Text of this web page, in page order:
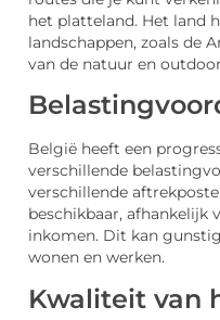
het platteland. Het land
landschappen, zoals de
van de natuur en
België heeft een
verschillende
verschillende
beschikbaar, afhankelijk
inkomen. Dit kan
wonen en werken.
Kwaliteit van